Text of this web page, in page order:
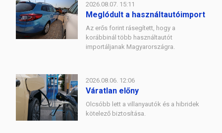
2026.08.07. 15:11
Meglódult a használtautóimport
Az erős forint rásegített, hogy a
korábbinál több használtautót
importáljanak Magyarországra.
2026.08.06. 12:06
Váratlan előny
Olcsóbb lett a villanyautók és a hibridek
kötelező biztosítása.